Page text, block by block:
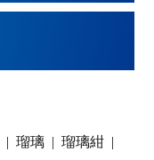
瑠璃
瑠璃紺